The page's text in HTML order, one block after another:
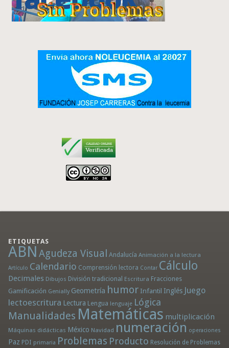
ETIQUETAS
ABN Agudeza Visual Andalucía Animación a la lectura
Artículo Calendario Comprensión lectora Contar Cálculo
Decimales Dibujos División tradicional Escritura Fracciones
Gamificación Genially Geometría humor Infantil Inglés Juego
lectoescritura Lectura Lengua lenguaje Lógica
Manualidades Matemáticas multiplicación
Máquinas didácticas México Navidad numeración operaciones
Paz PDI primaria Problemas Producto Resolución de Problemas